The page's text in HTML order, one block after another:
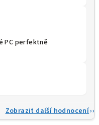
PC perfektně
Zobrazit další hodnocení